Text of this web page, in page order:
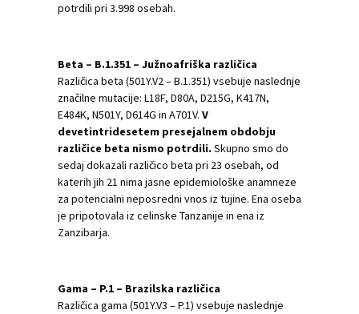
potrdili pri 3.998 osebah.
Beta – B.1.351 – Južnoafriška različica
Različica beta (501Y.V2 – B.1.351) vsebuje naslednje
značilne mutacije: L18F, D80A, D215G, K417N,
E484K, N501Y, D614G in A701V. V
devetintridesetem presejalnem obdobju
različice beta nismo potrdili. Skupno smo do
sedaj dokazali različico beta pri 23 osebah, od
katerih jih 21 nima jasne epidemiološke anamneze
za potencialni neposredni vnos iz tujine. Ena oseba
je pripotovala iz celinske Tanzanije in ena iz
Zanzibarja.
Gama – P.1 – Brazilska različica
Različica gama (501Y.V3 – P.1) vsebuje naslednje